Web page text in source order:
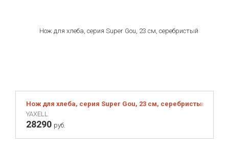
Нож для хлеба, серия Super Gou, 23 см, серебристый
YAXELL
28290 руб.